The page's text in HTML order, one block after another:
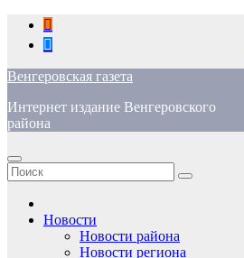
Перейти
содержимому
Венгеровская газета
Интернет издание Венгеровского
района
Новости
Новости района
Новости региона